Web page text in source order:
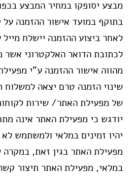
מבצע יסופקו במחיר המבצע
בתוקף במועד אישור ההזמנה על
לאחר ביצוע ההזמנה יישלח
לכתובת הדואר האלקטרוני אשר
מהווה אישור ההזמנה ע”י
שינוי הזמנה טרם יצאה
של מפעילת האתר/ שירות
יודגש כי מפעילת האתר אינה
יהיו זמינים במלאי ולמשתמש
מפעילת האתר בגין זאת, במקרה
במלאי, מפעילת האתר תיצור